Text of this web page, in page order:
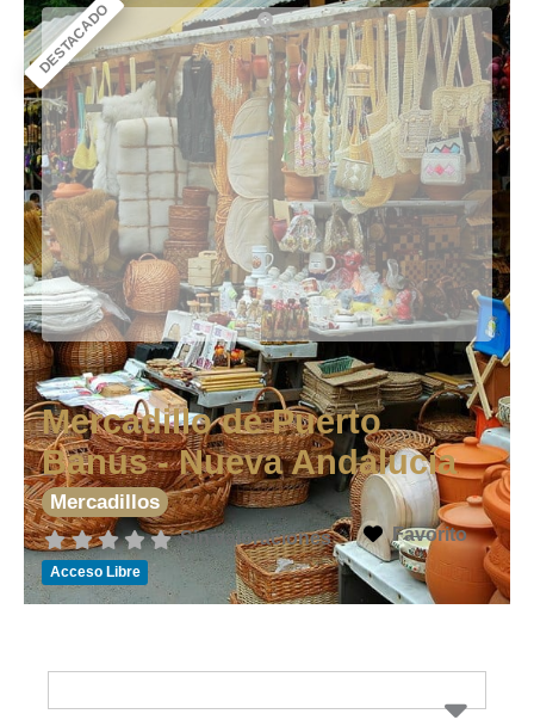
DESTACADO
Mercadillo de Puerto
Banús - Nueva Andalucía
Mercadillos
Sin valoraciones Favorito
Acceso Libre